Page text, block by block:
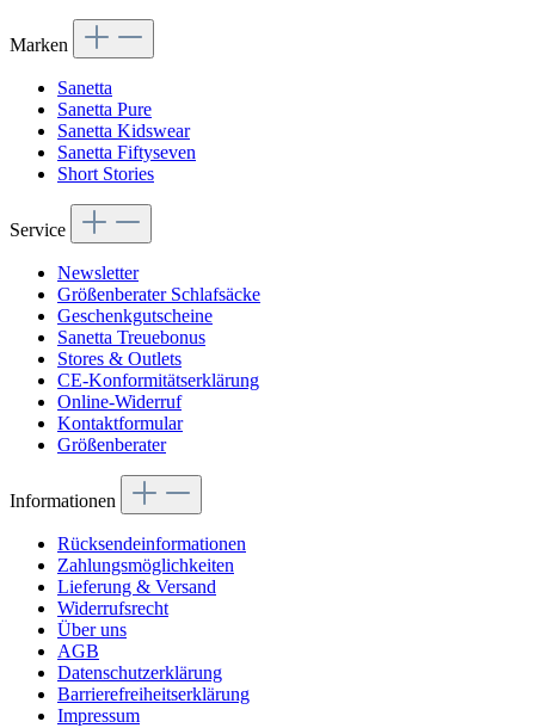
Marken
Sanetta
Sanetta Pure
Sanetta Kidswear
Sanetta Fiftyseven
Short Stories
Service
Newsletter
Größenberater Schlafsäcke
Geschenkgutscheine
Sanetta Treuebonus
Stores & Outlets
CE-Konformitätserklärung
Online-Widerruf
Kontaktformular
Größenberater
Informationen
Rücksendeinformationen
Zahlungsmöglichkeiten
Lieferung & Versand
Widerrufsrecht
Über uns
AGB
Datenschutzerklärung
Barrierefreiheitserklärung
Impressum